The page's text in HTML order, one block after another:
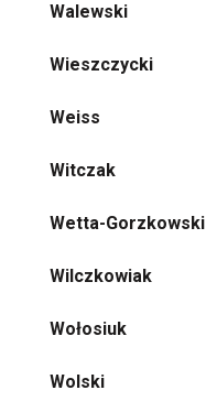
Walewski
Wieszczycki
Weiss
Witczak
Wetta-Gorzkowski
Wilczkowiak
Wołosiuk
Wolski